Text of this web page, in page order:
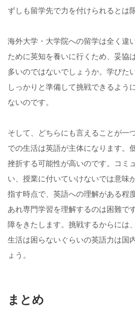
ずしも留学先で力を付けられるとは
海外大学・大学院への留学は全く違
ために英知を養いに行くため、妥協
多いのではないでしょうか。学びた
しっかりと準備して挑戦できるよう
ないのです。
そして、どちらにも言えることが一
での生活は英語が主体になります。
挫折する可能性が高いのです。コミ
い、授業に付いていけないでは意味
指す時点で、英語への理解がある程
あれ専門学習を理解するのは困難で
障をきたします。挑戦するからには
生活は困らないぐらいの英語力は国
ょう。
まとめ